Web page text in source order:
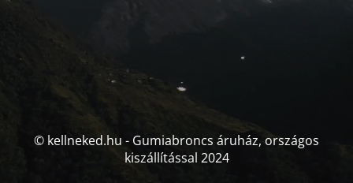
© kellneked.hu - Gumiabroncs áruház, országos
kiszállítással 2024